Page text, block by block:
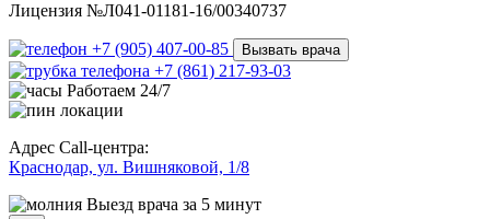
Лицензия №Л041-01181-16/00340737
+7 (905) 407-00-85 Вызвать врача
+7 (861) 217-93-03
Работаем 24/7
Адрес Call-центра:
Краснодар, ул. Вишняковой, 1/8
Выезд врача за 5 минут